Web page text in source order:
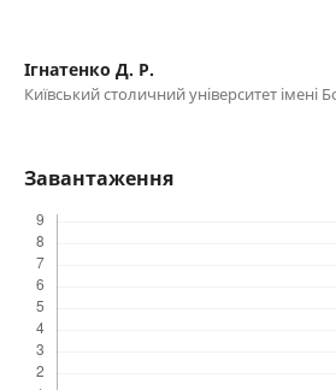
Ігнатенко Д. Р.
Київський столичний університет імені
Завантаження